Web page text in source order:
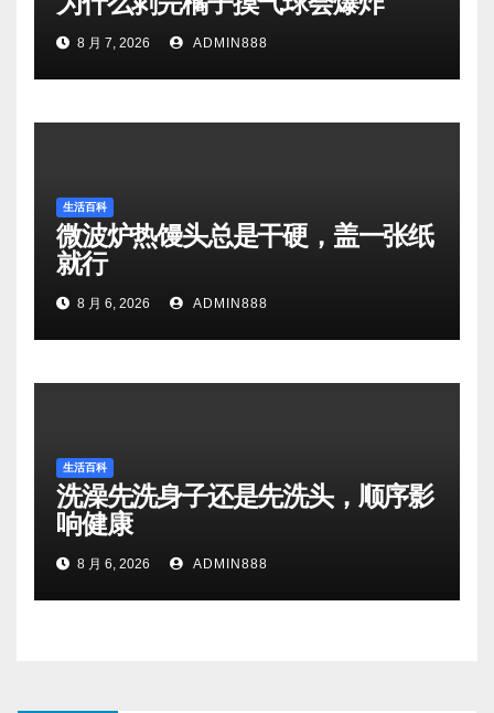
8 月 7, 2026 ADMIN888
生活百科
微波炉热馒头总是干硬，盖一张纸
就行
8 月 6, 2026 ADMIN888
生活百科
洗澡先洗身子还是先洗头，顺序影
响健康
8 月 6, 2026 ADMIN888